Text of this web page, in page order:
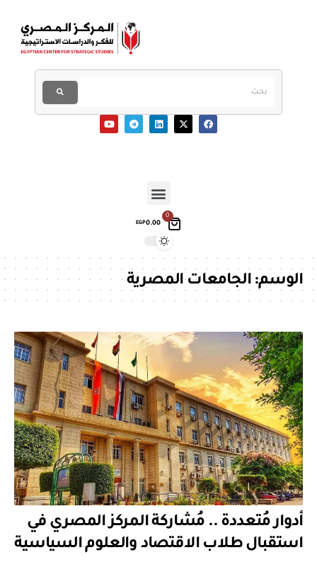
0
EGP0.00
الوسم:الجامعات المصرية
أدوار مُتعددة .. مُشاركة المركز المصري في
استقبال طلاب الاقتصاد والعلوم السياسية